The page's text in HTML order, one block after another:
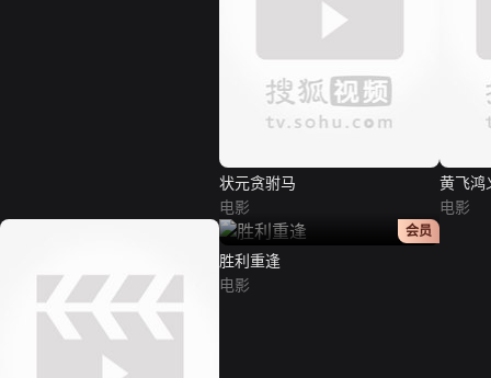
状元贪驸马
电影
黄飞鸿
电影
正片
会员
胜利重逢
电影